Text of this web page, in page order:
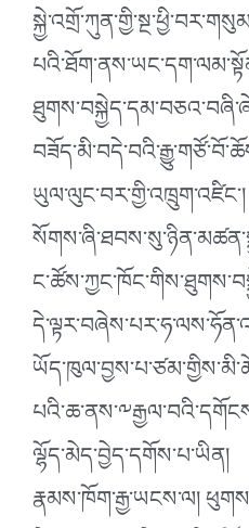
རྣམས་ཁོག་རྒྱ་ཡངས་ལ།